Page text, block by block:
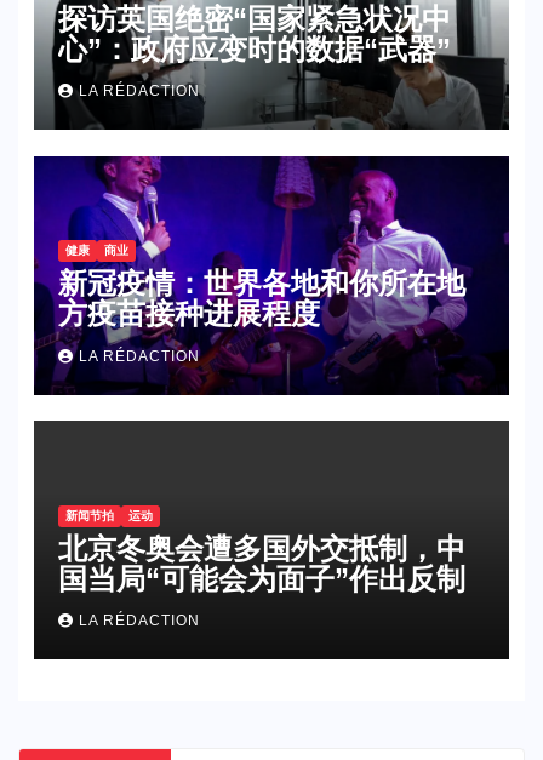
探访英国绝密“国家紧急状况中
心”：政府应变时的数据“武器”
LA RÉDACTION
健康 商业
新冠疫情：世界各地和你所在地
方疫苗接种进展程度
LA RÉDACTION
新闻节拍 运动
北京冬奥会遭多国外交抵制，中
国当局“可能会为面子”作出反制
LA RÉDACTION